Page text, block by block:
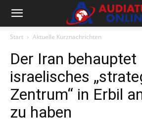
Start Aktuelle Kurznachrichten
Der Iran behauptet
israelisches
Zentrum“ in Erbil
zu haben